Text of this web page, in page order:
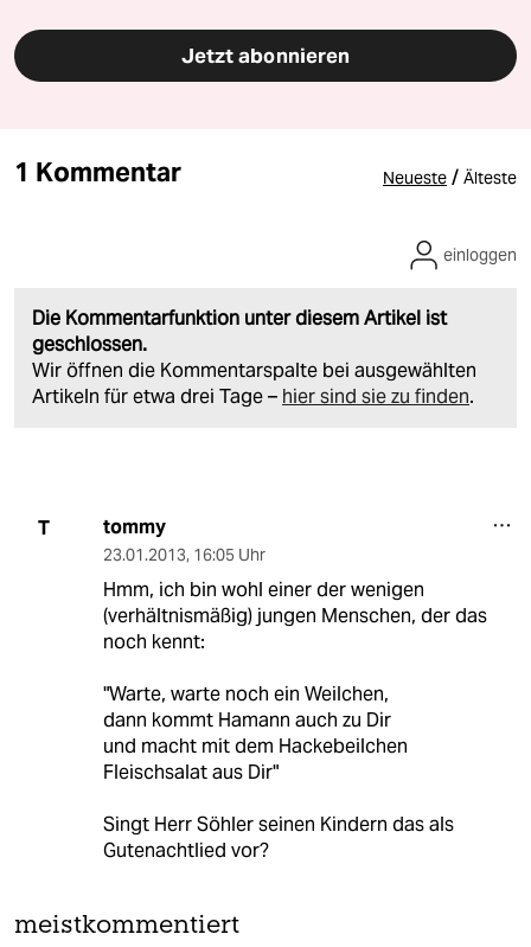
Jetzt abonnieren
1 Kommentar Neueste / Älteste
Die Kommentarfunktion unter diesem Artikel ist
geschlossen.
Wir öffnen die Kommentarspalte bei ausgewählten
Artikeln für etwa drei Tage – hier sind sie zu finden.
einloggen
T tommy
23.01.2013, 16:05 Uhr
Hmm, ich bin wohl einer der wenigen
(verhältnismäßig) jungen Menschen, der das
noch kennt:
"Warte, warte noch ein Weilchen,
dann kommt Hamann auch zu Dir
und macht mit dem Hackebeilchen
Fleischsalat aus Dir"
Singt Herr Söhler seinen Kindern das als
Gutenachtlied vor?
meistkommentiert